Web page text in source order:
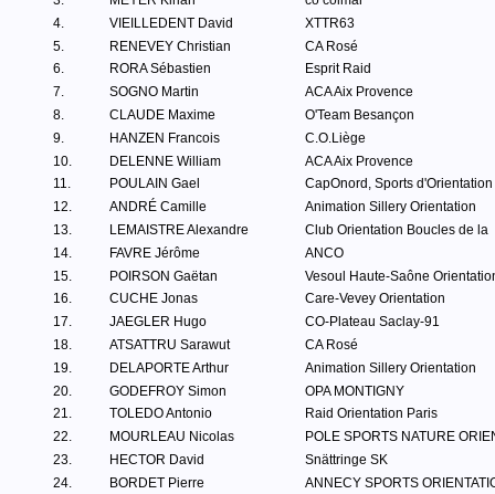
4.
VIEILLEDENT David
XTTR63
5.
RENEVEY Christian
CA Rosé
6.
RORA Sébastien
Esprit Raid
7.
SOGNO Martin
ACA Aix Provence
8.
CLAUDE Maxime
O'Team Besançon
9.
HANZEN Francois
C.O.Liège
10.
DELENNE William
ACA Aix Provence
11.
POULAIN Gael
CapOnord, Sports d'Orientation
12.
ANDRÉ Camille
Animation Sillery Orientation
13.
LEMAISTRE Alexandre
Club Orientation Boucles de la
14.
FAVRE Jérôme
ANCO
15.
POIRSON Gaëtan
Vesoul Haute-Saône
16.
CUCHE Jonas
Care-Vevey Orientation
17.
JAEGLER Hugo
CO-Plateau Saclay-91
18.
ATSATTRU Sarawut
CA Rosé
19.
DELAPORTE Arthur
Animation Sillery Orientation
20.
GODEFROY Simon
OPA MONTIGNY
21.
TOLEDO Antonio
Raid Orientation Paris
22.
MOURLEAU Nicolas
POLE SPORTS NATURE
23.
HECTOR David
Snättringe SK
24.
BORDET Pierre
ANNECY SPORTS